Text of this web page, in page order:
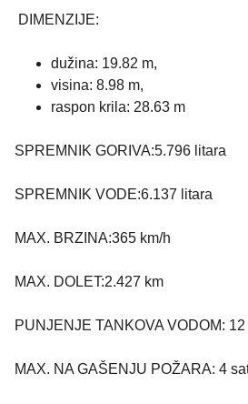
DIMENZIJE:
dužina: 19.82 m,
visina: 8.98 m,
raspon krila: 28.63 m
SPREMNIK GORIVA:5.796 litara
SPREMNIK VODE:6.137 litara
MAX. BRZINA:365 km/h
MAX. DOLET:2.427 km
PUNJENJE TANKOVA VODOM:
MAX. NA GAŠENJU POŽARA: 4